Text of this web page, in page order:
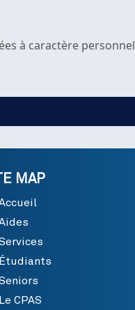
à caractère personnel
MAP
Étudiants
Le CPAS